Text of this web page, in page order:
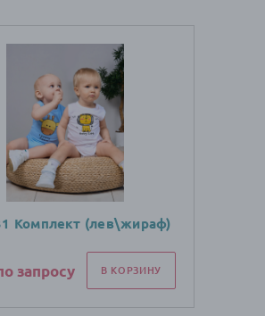
Комплект (лев\жираф)
запросу В КОРЗИНУ